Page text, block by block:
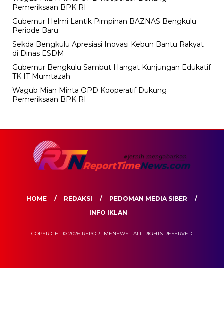
Pemeriksaan BPK RI
Gubernur Helmi Lantik Pimpinan BAZNAS Bengkulu
Periode Baru
Sekda Bengkulu Apresiasi Inovasi Kebun Bantu Rakyat
di Dinas ESDM
Gubernur Bengkulu Sambut Hangat Kunjungan Edukatif
TK IT Mumtazah
Wagub Mian Minta OPD Kooperatif Dukung
Pemeriksaan BPK RI
HOME REDAKSI
PEDOMAN MEDIA SIBER
INFO IKLAN
COPYRIGHT © 2026 REPORTIMENEWS - ALL RIGHTS RESERVED